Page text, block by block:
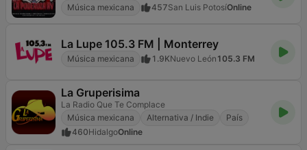
Música mexicana
457San Luis PotosíOnline
La Lupe 105.3 FM | Monterrey
Música mexicana 1.9KNuevo León 105.3 FM
La Gruperisima
La Radio Que Te Complace
Música mexicana
Alternativa / Indie
País
460HidalgoOnline